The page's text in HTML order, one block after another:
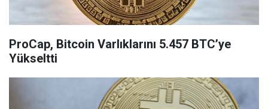
ProCap, Bitcoin Varlıklarını 5.457 BTC’ye
Yükseltti